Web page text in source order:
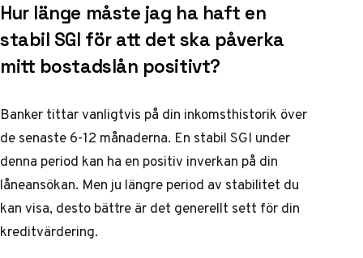
Hur länge måste jag ha haft en
stabil SGI för att det ska påverka
mitt bostadslån positivt?
Banker tittar vanligtvis på din inkomsthistorik över
de senaste 6-12 månaderna. En stabil SGI under
denna period kan ha en positiv inverkan på din
låneansökan. Men ju längre period av stabilitet du
kan visa, desto bättre är det generellt sett för din
kreditvärdering.